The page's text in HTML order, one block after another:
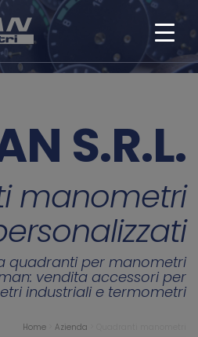
S.R.L.
manometri
quadranti per manometri
vendita accessori per
industriali e termometri
Home Azienda